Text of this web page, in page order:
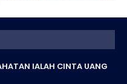
IALAH CINTA UANG